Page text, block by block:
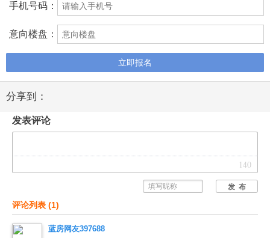
手机号码：
意向楼盘：
立即报名
分享到：
发表评论
140
发 布
评论列表 (1)
蓝房网友397688